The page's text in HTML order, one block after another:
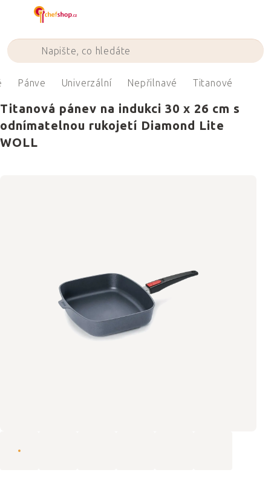
Pánve Univerzální Nepřilnavé Titanové
Titanová pánev na indukci 30 x 26 cm s
odnímatelnou rukojetí Diamond Lite
WOLL